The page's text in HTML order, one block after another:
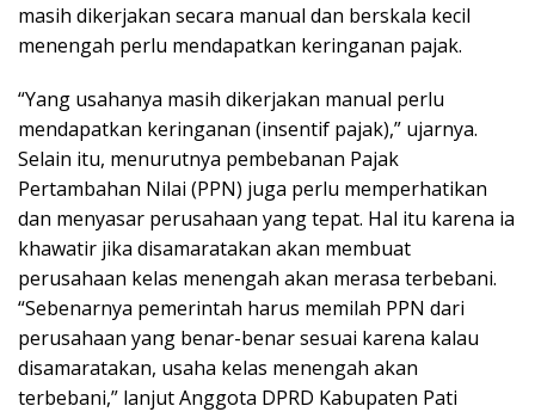
masih dikerjakan secara manual dan berskala kecil
menengah perlu mendapatkan keringanan pajak.
“Yang usahanya masih dikerjakan manual perlu
mendapatkan keringanan (insentif pajak),” ujarnya.
Selain itu, menurutnya pembebanan Pajak
Pertambahan Nilai (PPN) juga perlu memperhatikan
dan menyasar perusahaan yang tepat. Hal itu karena ia
khawatir jika disamaratakan akan membuat
perusahaan kelas menengah akan merasa terbebani.
“Sebenarnya pemerintah harus memilah PPN dari
perusahaan yang benar-benar sesuai karena kalau
disamaratakan, usaha kelas menengah akan
terbebani,” lanjut Anggota DPRD Kabupaten Pati